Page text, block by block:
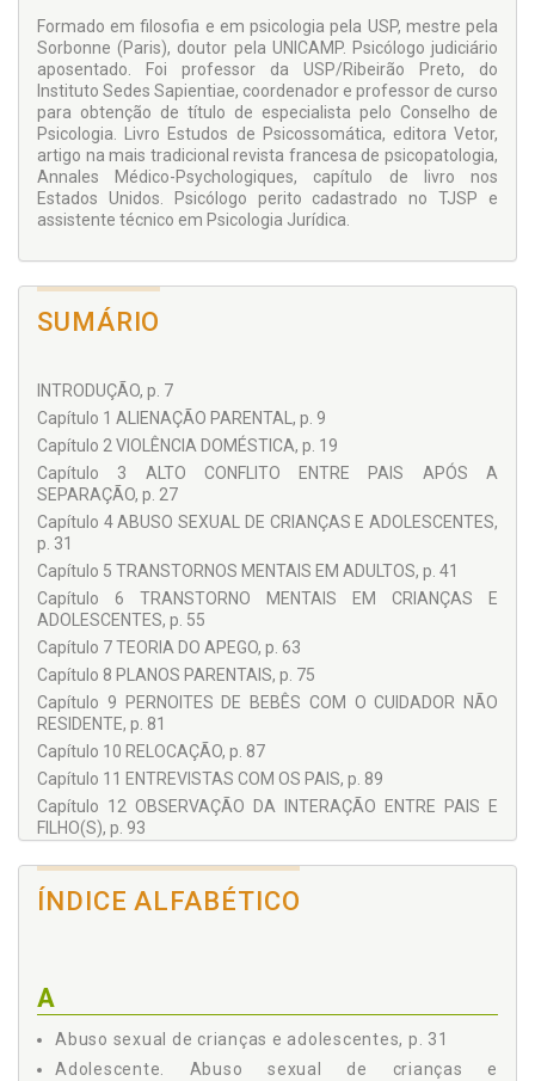
Formado em filosofia e em psicologia pela USP, mestre pela
Sorbonne (Paris), doutor pela UNICAMP. Psicólogo judiciário
aposentado. Foi professor da USP/Ribeirão Preto, do
Instituto Sedes Sapientiae, coordenador e professor de curso
para obtenção de título de especialista pelo Conselho de
Psicologia. Livro Estudos de Psicossomática, editora Vetor,
artigo na mais tradicional revista francesa de psicopatologia,
Annales Médico-Psychologiques, capítulo de livro nos
Estados Unidos. Psicólogo perito cadastrado no TJSP e
assistente técnico em Psicologia Jurídica.
SUMÁRIO
INTRODUÇÃO, p. 7
Capítulo 1 ALIENAÇÃO PARENTAL, p. 9
Capítulo 2 VIOLÊNCIA DOMÉSTICA, p. 19
Capítulo 3 ALTO CONFLITO ENTRE PAIS APÓS A
SEPARAÇÃO, p. 27
Capítulo 4 ABUSO SEXUAL DE CRIANÇAS E ADOLESCENTES,
p. 31
Capítulo 5 TRANSTORNOS MENTAIS EM ADULTOS, p. 41
Capítulo 6 TRANSTORNO MENTAIS EM CRIANÇAS E
ADOLESCENTES, p. 55
Capítulo 7 TEORIA DO APEGO, p. 63
Capítulo 8 PLANOS PARENTAIS, p. 75
Capítulo 9 PERNOITES DE BEBÊS COM O CUIDADOR NÃO
RESIDENTE, p. 81
Capítulo 10 RELOCAÇÃO, p. 87
Capítulo 11 ENTREVISTAS COM OS PAIS, p. 89
Capítulo 12 OBSERVAÇÃO DA INTERAÇÃO ENTRE PAIS E
FILHO(S), p. 93
REFERÊNCIAS, p. 101
ÍNDICE ALFABÉTICO
A
Abuso sexual de crianças e adolescentes, p. 31
Adolescente. Abuso sexual de crianças e